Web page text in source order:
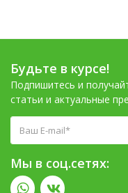
Будьте в курсе!
Подпишитесь и
статьи и актуальные
Мы в соц.сетях: